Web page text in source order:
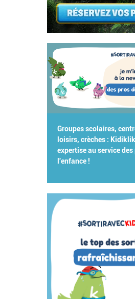
Groupes scolaires,
loisirs, crèches :
expertise au service des
l'enfance !